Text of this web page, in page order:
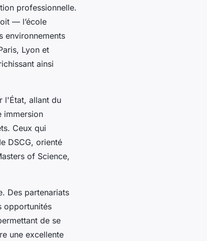
professionnelle.
— l’école
environnements
Lyon et
ainsi
l'État, allant du
immersion
Ceux qui
DSCG, orienté
of Science,
Des partenariats
opportunités
de se
une excellente